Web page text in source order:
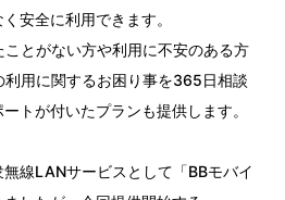
安全に利用できます。
とがない方や利用に不安のある方
用に関するお困り事を365日相談
トが付いたプランも提供します。
線LANサービスとして「BBモバイ